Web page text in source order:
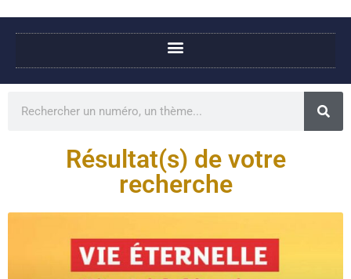
Résultat(s) de votre
recherche